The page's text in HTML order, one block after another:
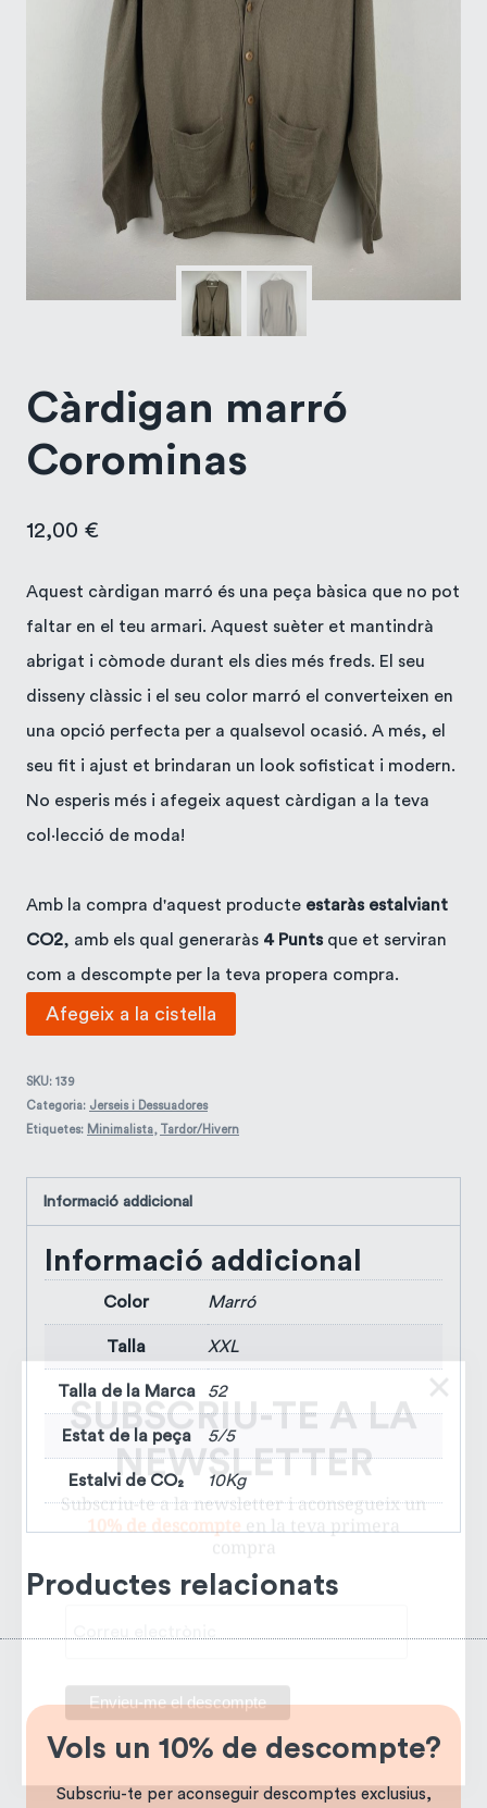
Càrdigan marró
Corominas
12,00 €
Aquest càrdigan marró és una peça bàsica que no pot
faltar en el teu armari. Aquest suèter et mantindrà
abrigat i còmode durant els dies més freds. El seu
disseny clàssic i el seu color marró el converteixen en
una opció perfecta per a qualsevol ocasió. A més, el
seu fit i ajust et brindaran un look sofisticat i modern.
No esperis més i afegeix aquest càrdigan a la teva
col·lecció de moda!
Amb la compra d'aquest producte estaràs estalviant
CO2, amb els qual generaràs 4 Punts que et serviran
com a descompte per la teva propera compra.
quantitat
Càrdigan
marró
Afegeix a la cistella
SKU: 139
Categoria: Jerseis i Dessuadores
Etiquetes: Minimalista, Tardor/Hivern
Informació addicional
Informació addicional
Color Marró
Talla XXL
Talla de la Marca 52
Estat de la peça 5/5
Estalvi de CO₂ 10Kg
Productes relacionats
Vols un 10% de descompte?
Subscriu-te per aconseguir descomptes exclusius,
SUBSCRIU-TE A LA
NEWSLETTER
Subscriu-te a la newsletter i aconsegueix un
10% de descompte
compra